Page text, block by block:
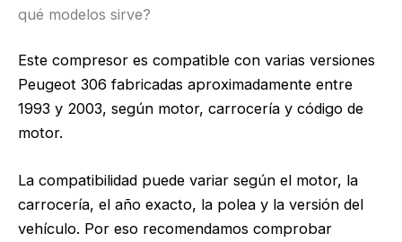
qué modelos sirve?
Este compresor es compatible con varias versiones
Peugeot 306 fabricadas aproximadamente entre
1993 y 2003, según motor, carrocería y código de
motor.
La compatibilidad puede variar según el motor, la
carrocería, el año exacto, la polea y la versión del
vehículo. Por eso recomendamos comprobar